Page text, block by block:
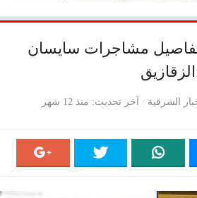
مشاجرات سايسان
الشرقية آخر تحديث منذ 12 شهر